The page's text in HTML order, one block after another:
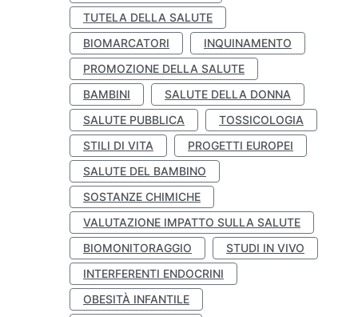
TUTELA DELLA SALUTE
BIOMARCATORI
INQUINAMENTO
PROMOZIONE DELLA SALUTE
BAMBINI
SALUTE DELLA DONNA
SALUTE PUBBLICA
TOSSICOLOGIA
STILI DI VITA
PROGETTI EUROPEI
SALUTE DEL BAMBINO
SOSTANZE CHIMICHE
VALUTAZIONE IMPATTO SULLA SALUTE
BIOMONITORAGGIO
STUDI IN VIVO
INTERFERENTI ENDOCRINI
OBESITÀ INFANTILE